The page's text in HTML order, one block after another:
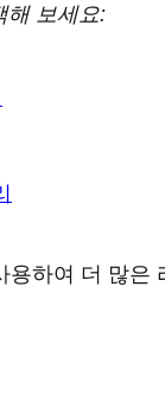
해 보세요:
용하여 더 많은